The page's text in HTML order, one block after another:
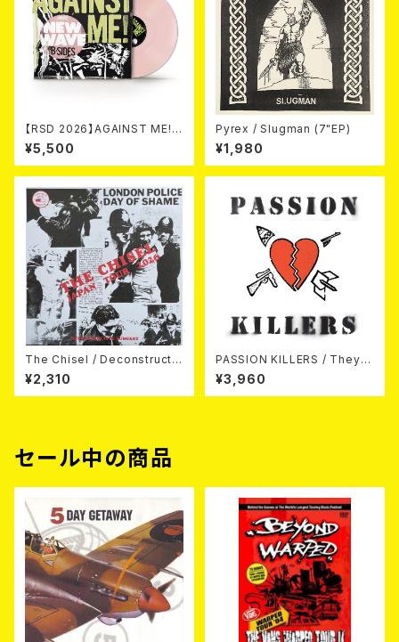
【RSD 2026】AGAINST ME! /
NEW WAVE B-SIDES [RSD V
INYL EP][Coloured Vinyl](1
2")
¥5,500
Pyrex / Slugman (7"EP)
¥1,980
The Chisel / Deconstructiv
e Surgery (7"EP)
¥2,310
PASSION KILLERS / They K
ill Our Passion With Their
Hate And Wars LP
¥3,960
セール中の商品